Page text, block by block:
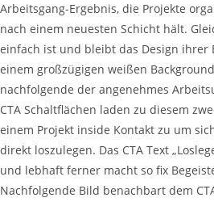
Arbeitsgang-Ergebnis, die Projekte
nach einem neuesten Schicht hält.
einfach ist und bleibt das Design ihrer
einem großzügigen weißen
nachfolgende der angenehmes
CTA Schaltflächen laden zu diesem
einem Projekt inside Kontakt zu um
direkt loszulegen. Das CTA Text
und lebhaft ferner macht so fix
Nachfolgende Bild benachbart dem